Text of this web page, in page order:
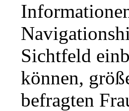
Sichtfeld
können,
befragten